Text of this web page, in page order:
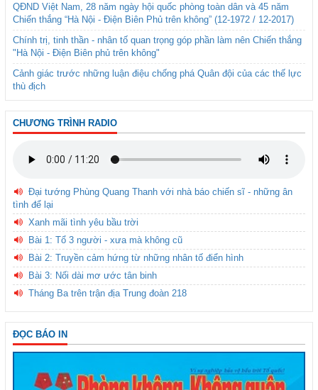
QĐND Việt Nam, 28 năm ngày hội quốc phòng toàn dân và 45 năm
Chiến thắng “Hà Nội - Điện Biên Phủ trên không” (12-1972 / 12-2017)
Chính trị, tinh thần - nhân tố quan trọng góp phần làm nên Chiến thắng
"Hà Nội - Điện Biên phủ trên không"
Cảnh giác trước những luận điệu chống phá Quân đội của các thế lực
thù địch
CHƯƠNG TRÌNH RADIO
Đại tướng Phùng Quang Thanh với nhà báo chiến sĩ - những ân
tình để lại
Xanh mãi tình yêu bầu trời
Bài 1: Tổ 3 người - xưa mà không cũ
Bài 2: Truyền cảm hứng từ những nhân tố điển hình
Bài 3: Nối dài mơ ước tân binh
Tháng Ba trên trận địa Trung đoàn 218
ĐỌC BÁO IN